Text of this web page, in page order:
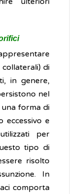
di
in genere,
nel
una forma di
eccessivo e
per
tipo di
risolto
In
comporta